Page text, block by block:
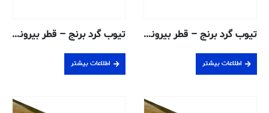
تیوب گرد برنج – قطر بیرونی ۰٫۳۱۷۵ ، دیواره ۰٫۰۸۱۳ ، قطر داخلی ۰٫۱۵۴۹ سانتی متر – H58 بدون درز
اطلاعات بیشتر
تیوب گرد برنج – قطر بیرونی ۰٫۴۷۶۲ ، دیواره ۰٫۰۵۰۸ ، قطر داخلی ۰٫۳۷۴۶ سانتی متر – H58 بدون درز
اطلاعات بیشتر